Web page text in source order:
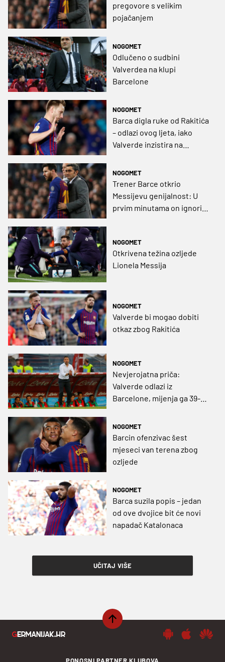
pregovore s velikim
pojačanjem
NOGOMET
Odlučeno o sudbini
Valverdea na klupi
Barcelone
NOGOMET
Barca digla ruke od Rakitića
– odlazi ovog ljeta, iako
Valverde inzistira na
NOGOMET
Trener Barce otkrio
Messijevu genijalnost: U
prvim minutama on ignorira
NOGOMET
Otkrivena težina ozljede
Lionela Messija
NOGOMET
Valverde bi mogao dobiti
otkaz zbog Rakitića
NOGOMET
Nevjerojatna priča:
Valverde odlazi iz
Barcelone, mijenja ga 39-
oduševio Serie A
NOGOMET
Barcin ofenzivac šest
mjeseci van terena zbog
ozljede
NOGOMET
Barca suzila popis – jedan
od ove dvojice bit će novi
napadač Katalonaca
UČITAJ VIŠE